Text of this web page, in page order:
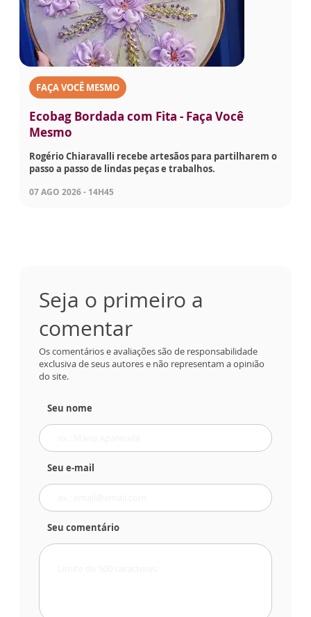
FAÇA VOCÊ MESMO
Ecobag Bordada com Fita - Faça Você
Mesmo
Rogério Chiaravalli recebe artesãos para partilharem o
passo a passo de lindas peças e trabalhos.
07 AGO 2026 - 14H45
Seja o primeiro a
comentar
Os comentários e avaliações são de responsabilidade
exclusiva de seus autores e não representam a opinião
do site.
Seu nome
Seu e-mail
Seu comentário